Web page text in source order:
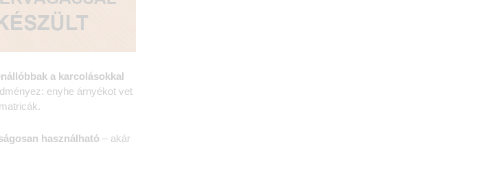
a karcolásokkal
enyhe árnyékot vet
használható – akár